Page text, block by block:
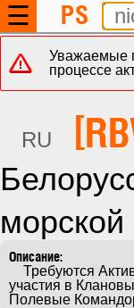
☰ PS
Уважаемые
процессе
RU
участия в
Полевые